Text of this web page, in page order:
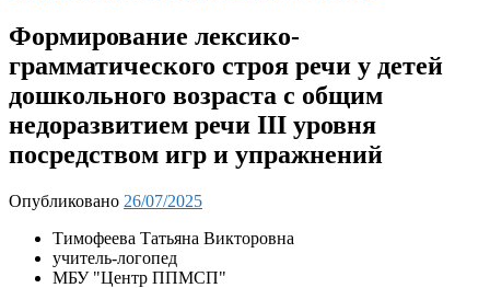
Формирование лексико-
грамматического строя речи у детей
дошкольного возраста с общим
недоразвитием речи III уровня
посредством игр и упражнений
Опубликовано 26/07/2025
Тимофеева Татьяна Викторовна
учитель-логопед
МБУ "Центр ППМСП"